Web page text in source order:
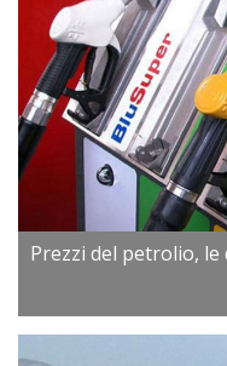
Prezzi del petrolio, le